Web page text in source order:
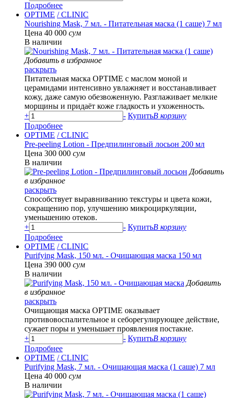
Подробнее
OPTIME / CLINIC
Nourishing Mask, 7 мл. - Питательная маска (1 саше) 7 мл
Цена 40 000 сум
В наличии
Добавить в избранное
раскрыть
Питательная маска OPTIME с маслом моной и
церамидами интенсивно увлажняет и восстанавливает
кожу, даже самую обезвоженную. Разглаживает мелкие
морщины и придаёт коже гладкость и ухоженность.
+
- КупитьВ корзину
Подробнее
OPTIME / CLINIC
Pre-peeling Lotion - Предпилинговый лосьон 200 мл
Цена 300 000 сум
В наличии
Добавить
в избранное
раскрыть
Способствует выравниванию текстуры и цвета кожи,
сокращению пор, улучшению микроциркуляции,
уменьшению отеков.
+
- КупитьВ корзину
Подробнее
OPTIME / CLINIC
Purifying Mask, 150 мл. - Очищающая маска 150 мл
Цена 390 000 сум
В наличии
Добавить
в избранное
раскрыть
Очищающая маска OPTIME оказывает
противовоспалительное и себорегулирующее действие,
сужает поры и уменьшает проявления постакне.
+
- КупитьВ корзину
Подробнее
OPTIME / CLINIC
Purifying Mask, 7 мл. - Очищающая маска (1 саше) 7 мл
Цена 40 000 сум
В наличии